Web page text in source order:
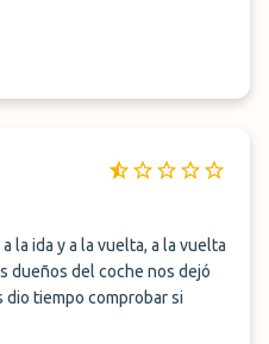
la ida y a la vuelta, a la vuelta
dueños del coche nos dejó
tiempo comprobar si